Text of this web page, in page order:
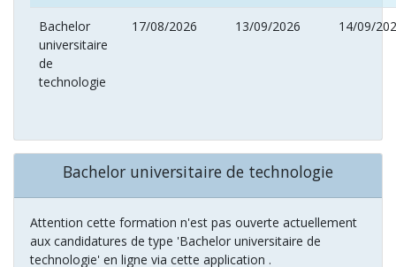
Bachelor
universitaire
de
technologie
17/08/2026 13/09/2026 14/09/
Bachelor universitaire de technologie
Attention cette formation n'est pas ouverte actuellement
aux candidatures de type 'Bachelor universitaire de
technologie' en ligne via cette application .